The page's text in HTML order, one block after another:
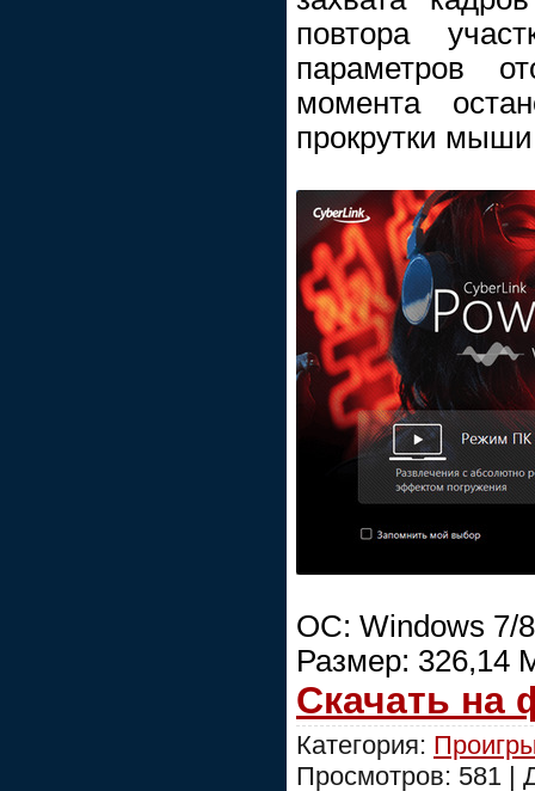
повтора
параметров
момента
прокрутки
ОС: Windows 7/
Размер: 326,14
Скачать на
Категория:
Просмотров: 581 |